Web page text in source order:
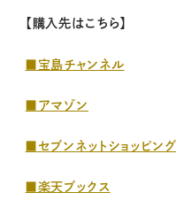
【購入先はこちら】
■宝島チャンネル
■アマゾン
セブンネットショッピング
■楽天ブックス